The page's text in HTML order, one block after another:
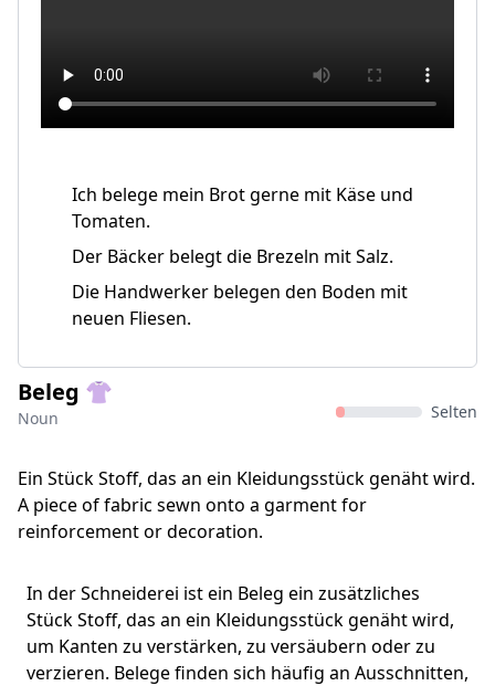
Ich belege mein Brot gerne mit Käse und
Tomaten.
Der Bäcker belegt die Brezeln mit Salz.
Die Handwerker belegen den Boden mit
neuen Fliesen.
Beleg 👚
Noun Selten
Ein Stück Stoff, das an ein Kleidungsstück genäht wird.
A piece of fabric sewn onto a garment for
reinforcement or decoration.
In der Schneiderei ist ein Beleg ein zusätzliches
Stück Stoff, das an ein Kleidungsstück genäht wird,
um Kanten zu verstärken, zu versäubern oder zu
verzieren. Belege finden sich häufig an Ausschnitten,